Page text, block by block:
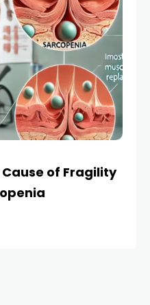
of Fragility